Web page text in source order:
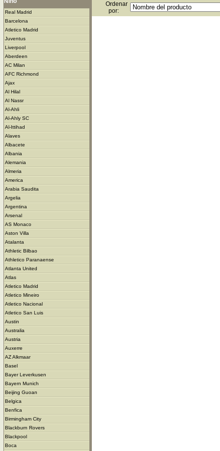
Real Madrid
Barcelona
Atletico Madrid
Juventus
Liverpool
Aberdeen
AC Milan
AFC Richmond
Ajax
Al Hilal
Al Nassr
Al-Ahli
Al-Ahly SC
Al-Ittihad
Alaves
Albacete
Albania
Alemania
Almeria
America
Arabia Saudita
Argelia
Argentina
Arsenal
AS Monaco
Aston Villa
Atalanta
Athletic Bilbao
Athletico Paranaense
Atlanta United
Atlas
Atletico Madrid
Atletico Mineiro
Atletico Nacional
Atletico San Luis
Austin
Australia
Austria
Auxerre
AZ Alkmaar
Basel
Bayer Leverkusen
Bayern Munich
Beijing Guoan
Belgica
Benfica
Birmingham City
Blackburn Rovers
Blackpool
Boca
Ordenar
por: